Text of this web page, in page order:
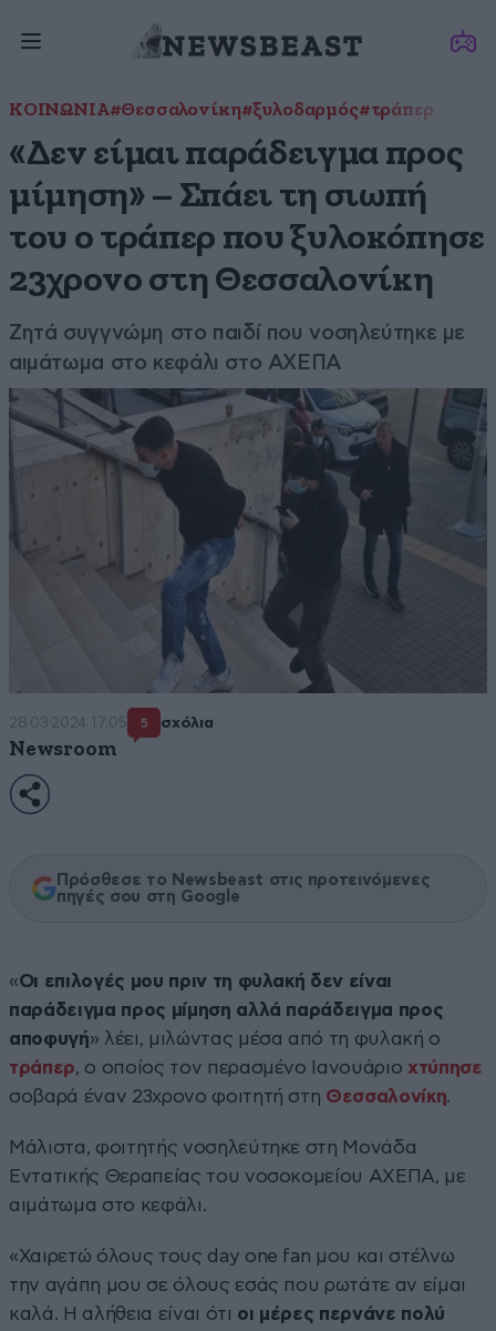
ΚΟΙΝΩΝΙΑ#Θεσσαλονίκη#ξυλοδαρμός#τράπερ
«Δεν είμαι παράδειγμα προς
μίμηση» – Σπάει τη σιωπή
του ο τράπερ που ξυλοκόπησε
23χρονο στη Θεσσαλονίκη
Ζητά συγγνώμη στο παιδί που νοσηλεύτηκε με
αιμάτωμα στο κεφάλι στο ΑΧΕΠΑ
28·03·2024 17:05 5 σχόλια
Newsroom
Πρόσθεσε το Newsbeast στις προτεινόμενες
πηγές σου στη Google
«Οι επιλογές μου πριν τη φυλακή δεν είναι
παράδειγμα προς μίμηση αλλά παράδειγμα προς
αποφυγή» λέει, μιλώντας μέσα από τη φυλακή ο
τράπερ, ο οποίος τον περασμένο Ιανουάριο χτύπησε
σοβαρά έναν 23χρονο φοιτητή στη Θεσσαλονίκη.
Μάλιστα, φοιτητής νοσηλεύτηκε στη Μονάδα
Εντατικής Θεραπείας του νοσοκομείου ΑΧΕΠΑ, με
αιμάτωμα στο κεφάλι.
«Χαιρετώ όλους τους day one fan μου και στέλνω
την αγάπη μου σε όλους εσάς που ρωτάτε αν είμαι
καλά. Η αλήθεια είναι ότι οι μέρες περνάνε πολύ